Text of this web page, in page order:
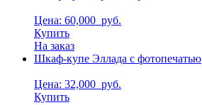
Цена: 60,000 руб.
Купить
На заказ
Шкаф-купе Эллада с фотопечатью
Цена: 32,000 руб.
Купить